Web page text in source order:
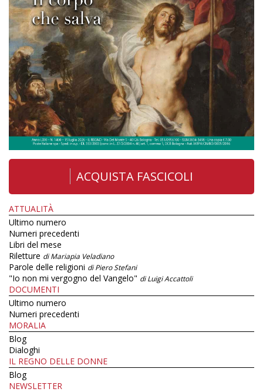
ACQUISTA FASCICOLI
ATTUALITÀ
Ultimo numero
Numeri precedenti
Libri del mese
Riletture di Mariapia Veladiano
Parole delle religioni di Piero Stefani
"Io non mi vergogno del Vangelo" di Luigi Accattoli
DOCUMENTI
Ultimo numero
Numeri precedenti
MORALIA
Blog
Dialoghi
IL REGNO DELLE DONNE
Blog
NEWSLETTER